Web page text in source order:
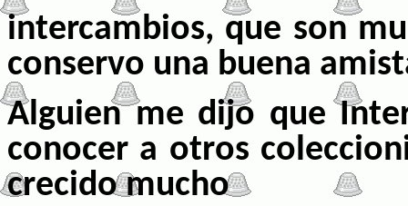
intercambios, que son
conservo una buena
Alguien me dijo que
conocer a otros
crecido mucho